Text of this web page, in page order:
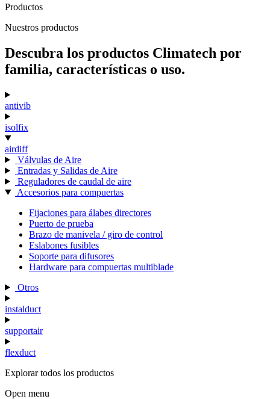
Productos
Noticias
ES
Productos
Nuestros productos
Descubra los productos Climatech por
familia, características o uso.
antivib
isolfix
airdiff
Válvulas de Aire
Entradas y Salidas de Aire
Reguladores de caudal de aire
Accesorios para compuertas
Fijaciones para álabes directores
Puerto de prueba
Brazo de manivela / giro de control
Eslabones fusibles
Soporte para difusores
Hardware para compuertas multiblade
Otros
instalduct
supportair
flexduct
Explorar todos los productos
Open menu